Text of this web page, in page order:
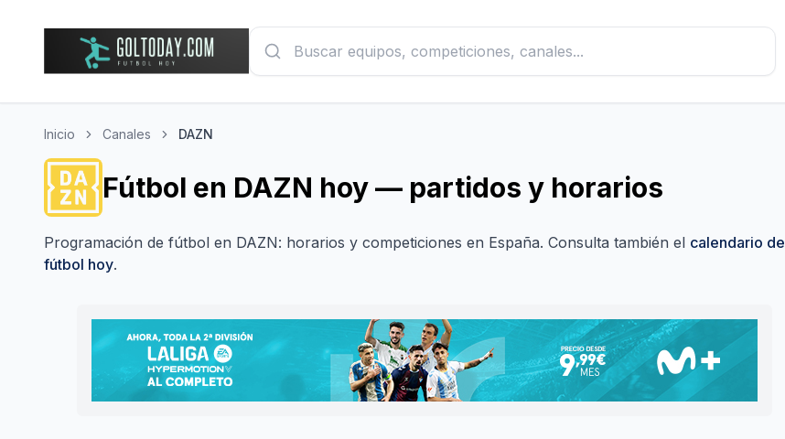
Inicio Canales DAZN
Fútbol en DAZN hoy — partidos y horarios
Programación de fútbol en DAZN: horarios y competiciones en España. Consulta también el calendario de
fútbol hoy.